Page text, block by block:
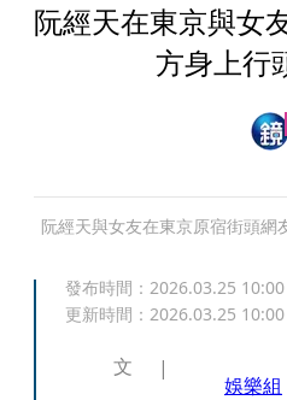
阮經天在東京與
方身上行
阮經天與女友在東京原宿街頭
發布時間： 2026.03.25 10:00
更新時間： 2026.03.25 10:00
文
娛樂組